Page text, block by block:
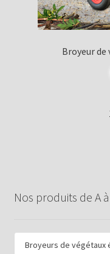
Broyeur de
Nos produits de A
Broyeurs de végétaux